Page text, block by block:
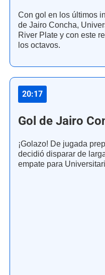
Con gol en los últimos
de Jairo Concha,
River Plate y con este
los octavos.
20:17
Gol de Jairo
¡Golazo! De jugada
decidió disparar de
empate para